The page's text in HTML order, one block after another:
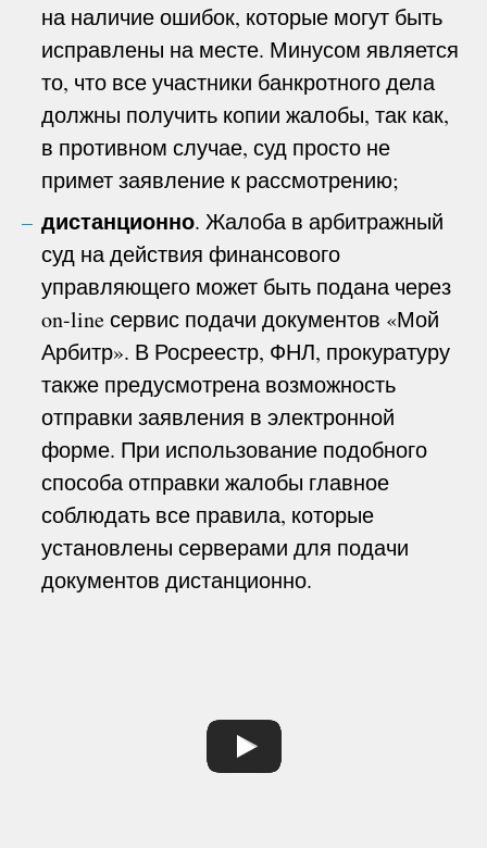
на наличие ошибок, которые могут быть
исправлены на месте. Минусом является
то, что все участники банкротного дела
должны получить копии жалобы, так как,
в противном случае, суд просто не
примет заявление к рассмотрению;
дистанционно. Жалоба в арбитражный
суд на действия финансового
управляющего может быть подана через
on-line сервис подачи документов «Мой
Арбитр». В Росреестр, ФНЛ, прокуратуру
также предусмотрена возможность
отправки заявления в электронной
форме. При использование подобного
способа отправки жалобы главное
соблюдать все правила, которые
установлены серверами для подачи
документов дистанционно.